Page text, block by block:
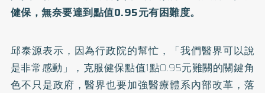
健保，無奈要達到點值0.95元有困難度。
邱泰源表示，因為行政院的幫忙，「我們醫界可以說
是非常感動」，克服健保點值1點0.95元難關的關鍵角
色不只是政府，醫界也要加強醫療體系內部改革，落